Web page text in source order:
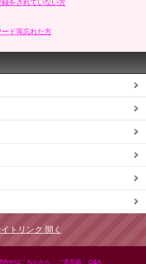
をされていない方
ード等忘れた方
トリンク 開く
合せはこちらから ご意見箱 Q&A